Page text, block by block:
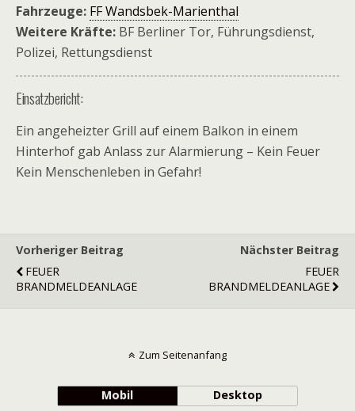
Fahrzeuge: FF Wandsbek-Marienthal
Weitere Kräfte: BF Berliner Tor, Führungsdienst,
Polizei, Rettungsdienst
Einsatzbericht:
Ein angeheizter Grill auf einem Balkon in einem
Hinterhof gab Anlass zur Alarmierung – Kein Feuer
Kein Menschenleben in Gefahr!
Vorheriger Beitrag
FEUER
BRANDMELDEANLAGE
Nächster Beitrag
FEUER
BRANDMELDEANLAGE
Zum Seitenanfang
Mobil Desktop